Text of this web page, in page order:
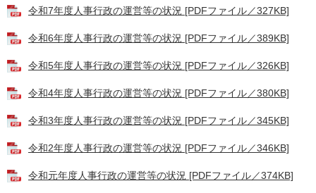
令和7年度人事行政の運営等の状況 [PDFファイル／327KB]
令和6年度人事行政の運営等の状況 [PDFファイル／389KB]
令和5年度人事行政の運営等の状況 [PDFファイル／326KB]
令和4年度人事行政の運営等の状況 [PDFファイル／380KB]
令和3年度人事行政の運営等の状況 [PDFファイル／345KB]
令和2年度人事行政の運営等の状況 [PDFファイル／346KB]
令和元年度人事行政の運営等の状況 [PDFファイル／374KB]